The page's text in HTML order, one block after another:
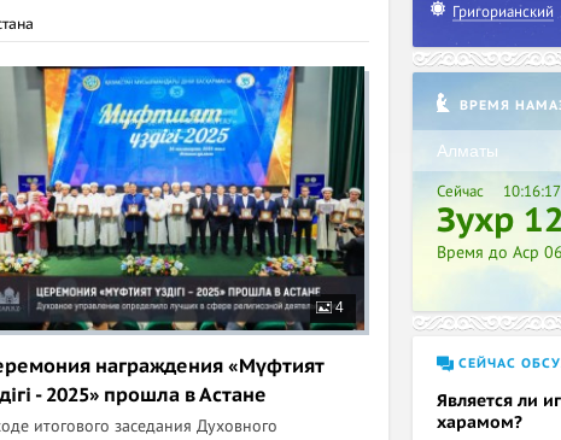
4
награждения «Мүфтият
- 2025» прошла в Астане
итогового заседания Духовного
Григорианский
ВРЕМЯ
Алматы
Сейчас 10:16:19
Зухр
Время до Аср
СЕЙЧАС
Является ли
харамом?